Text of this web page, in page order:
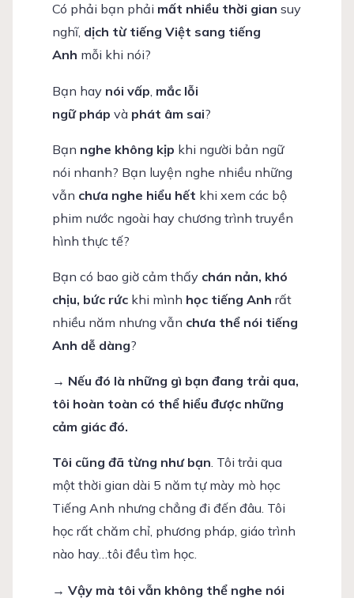
Có phải bạn phải mất nhiều thời gian suy
nghĩ, dịch từ tiếng Việt sang tiếng
Anh mỗi khi nói?
Bạn hay nói vấp mắc lỗi
ngữ pháp và phát âm sai?
Bạn nghe không kịp khi người bản ngữ
nói nhanh? Bạn luyện nghe nhiều những
vẫn chưa nghe hiểu hết khi xem các bộ
phim nước ngoài hay chương trình truyền
hình thực tế?
Bạn có bao giờ cảm thấy chán nản, khó
chịu, bức rức khi mình học tiếng Anh rất
nhiều năm nhưng vẫn chưa thể nói tiếng
Anh dễ dàng?
→ Nếu đó là những gì bạn đang trải qua,
tôi hoàn toàn có thể hiểu được những
cảm giác đó.
Tôi cũng đã từng như bạn. Tôi trải qua
một thời gian dài 5 năm tự mày mò học
Tiếng Anh nhưng chẳng đi đến đâu. Tôi
học rất chăm chỉ, phương pháp, giáo trình
nào hay…tôi đều tìm học.
→ Vậy mà tôi vẫn không thể nghe nói